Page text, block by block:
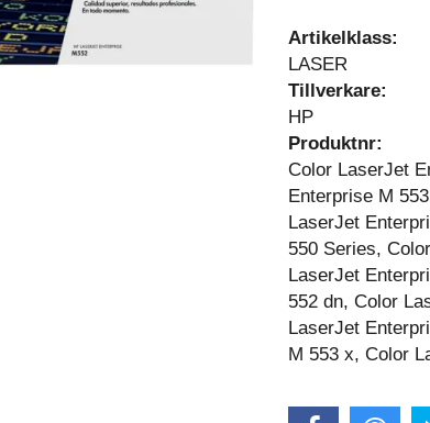
Artikelklass:
LASER
Tillverkare:
HP
Produktnr:
Color LaserJet
Enterprise M
LaserJet
550 Series,
LaserJet
552 dn, Color
LaserJet
M 553 x, Color